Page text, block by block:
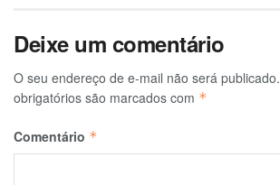
Deixe um comentário
O seu endereço de e-mail não será publicado.
obrigatórios são marcados com *
Comentário *